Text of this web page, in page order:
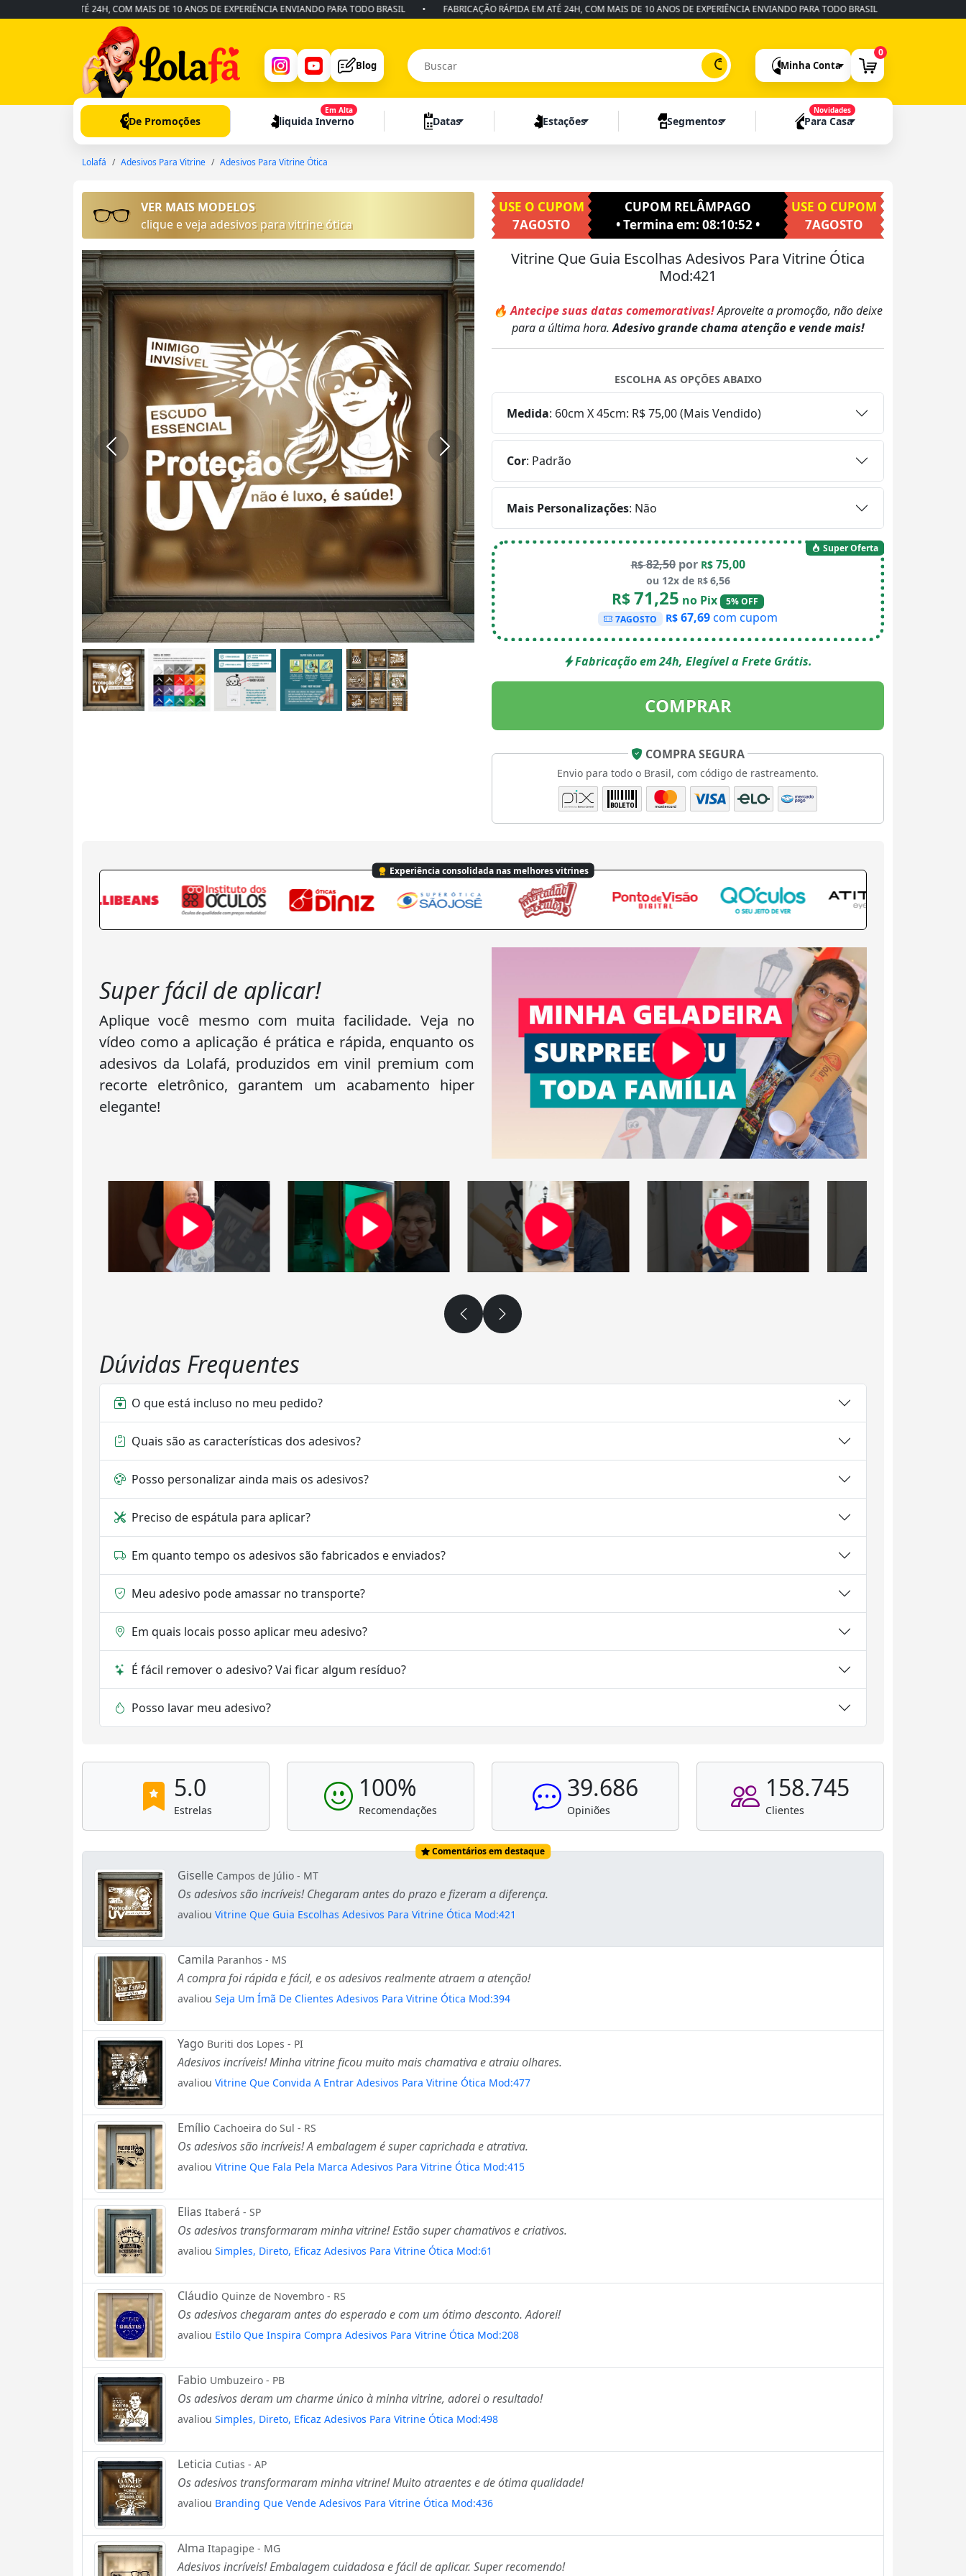
EM ATÉ 24H, COM MAIS DE 10 ANOS DE EXPERIÊNCIA ENVIANDO PARA TODO BRASIL • FABRICAÇÃO RÁPIDA EM ATÉ 24H, COM MAIS DE 10 ANOS DE EXPERIÊNCIA ENVIANDO PARA TODO BRASIL •
Blog Minha Conta
0
De Promoções liquida Inverno
Em Alta
Datas Estações Segmentos Para Casa
Novidades
Lolafá Adesivos Para Vitrine Adesivos Para Vitrine Ótica
USE O CUPOM
7AGOSTO
CUPOM RELÂMPAGO
• Termina em: 08:10:50•
USE O CUPOM
7AGOSTO
VER MAIS MODELOS
clique e veja adesivos para vitrine ótica
Anterior Próximo
Vitrine Que Guia Escolhas Adesivos Para Vitrine Ótica
Mod:421
🔥 Antecipe suas datas comemorativas!Aproveite a promoção, não deixe
para a última hora.Adesivo grande chama atenção e vende mais!
ESCOLHA AS OPÇÕES ABAIXO
Medida: 60cm X 45cm: R$ 75,00 (Mais Vendido)
Cor: Padrão
Mais Personalizações: Não
Super Oferta
R$82,50por R$ 75,00
ou 12x de R$6,56
R$71,25 no Pix 5% OFF
7AGOSTO
R$ 67,69com cupom
Fabricação em 24h, Elegível a Frete Grátis.
COMPRAR
COMPRA SEGURA
Envio para todo o Brasil, com código de rastreamento.
Experiência consolidada nas melhores vitrines
Super fácil de aplicar!
Aplique você mesmo com muita facilidade. Veja no
vídeo como a aplicação é prática e rápida, enquanto os
adesivos da Lolafá, produzidos em vinil premium com
recorte eletrônico, garantem um acabamento hiper
elegante!
Dúvidas Frequentes
O que está incluso no meu pedido?
Quais são as características dos adesivos?
Posso personalizar ainda mais os adesivos?
Preciso de espátula para aplicar?
Em quanto tempo os adesivos são fabricados e enviados?
Meu adesivo pode amassar no transporte?
Em quais locais posso aplicar meu adesivo?
É fácil remover o adesivo? Vai ficar algum resíduo?
Posso lavar meu adesivo?
5.0
Estrelas
100%
Recomendações
39.686
Opiniões
158.745
Clientes
Comentários em destaque
Giselle Campos de Júlio - MT
Os adesivos são incríveis! Chegaram antes do prazo e fizeram a diferença.
avaliou Vitrine Que Guia Escolhas Adesivos Para Vitrine Ótica Mod:421
Camila Paranhos - MS
A compra foi rápida e fácil, e os adesivos realmente atraem a atenção!
avaliou Seja Um Ímã De Clientes Adesivos Para Vitrine Ótica Mod:394
Yago Buriti dos Lopes - PI
Adesivos incríveis! Minha vitrine ficou muito mais chamativa e atraiu olhares.
avaliou Vitrine Que Convida A Entrar Adesivos Para Vitrine Ótica Mod:477
Emílio Cachoeira do Sul - RS
Os adesivos são incríveis! A embalagem é super caprichada e atrativa.
avaliou Vitrine Que Fala Pela Marca Adesivos Para Vitrine Ótica Mod:415
Elias Itaberá - SP
Os adesivos transformaram minha vitrine! Estão super chamativos e criativos.
avaliou Simples, Direto, Eficaz Adesivos Para Vitrine Ótica Mod:61
Cláudio Quinze de Novembro - RS
Os adesivos chegaram antes do esperado e com um ótimo desconto. Adorei!
avaliou Estilo Que Inspira Compra Adesivos Para Vitrine Ótica Mod:208
Fabio Umbuzeiro - PB
Os adesivos deram um charme único à minha vitrine, adorei o resultado!
avaliou Simples, Direto, Eficaz Adesivos Para Vitrine Ótica Mod:498
Leticia Cutias - AP
Os adesivos transformaram minha vitrine! Muito atraentes e de ótima qualidade!
avaliou Branding Que Vende Adesivos Para Vitrine Ótica Mod:436
Alma Itapagipe - MG
Adesivos incríveis! Embalagem cuidadosa e fácil de aplicar. Super recomendo!